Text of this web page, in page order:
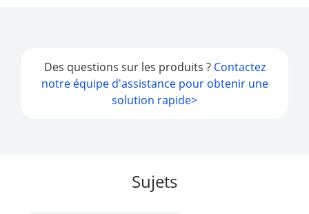
Des questions sur les produits ? Contactez
notre équipe d'assistance pour obtenir une
solution rapide>
Sujets